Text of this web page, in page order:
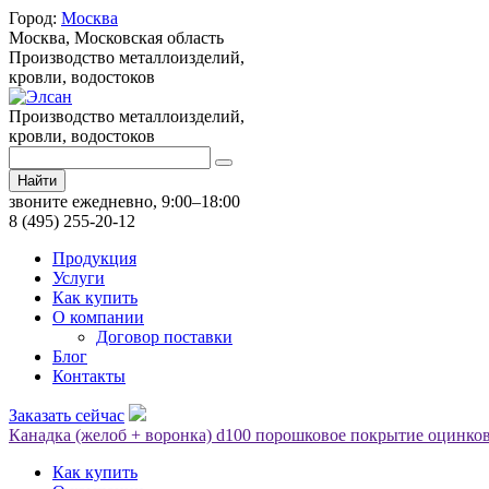
Город: Москва
Москва, Московская область
Производство металлоизделий,
кровли, водостоков
Производство металлоизделий,
кровли, водостоков
Найти
звоните ежедневно, 9:00–18:00
8 (495) 255-20-12
Продукция
Услуги
Как купить
О компании
Договор поставки
Блог
Контакты
Заказать сейчас
Канадка (желоб + воронка) d100 порошковое покрытие
Как купить